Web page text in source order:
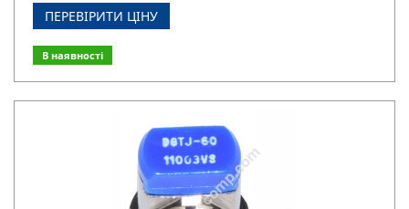
ПЕРЕВІРИТИ ЦІНУ
В наявності